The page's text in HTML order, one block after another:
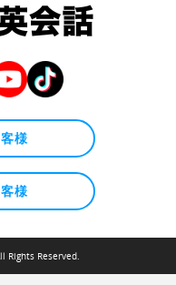
様
様
Rights Reserved.